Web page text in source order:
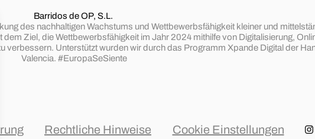
Barridos de OP, S.L.
des nachhaltigen Wachstums und Wettbewerbsfähigkeit kleiner und
Ziel, die Wettbewerbsfähigkeit im Jahr 2024 mithilfe von Digitalisierung,
verbessern. Unterstützt wurden wir durch das Programm Xpande Digital der
Valencia. #EuropaSeSiente
Rechtliche Hinweise Cookie Einstellungen